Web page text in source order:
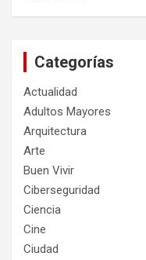
Categorías
Actualidad
Adultos Mayores
Arquitectura
Arte
Buen Vivir
Ciberseguridad
Ciencia
Cine
Ciudad